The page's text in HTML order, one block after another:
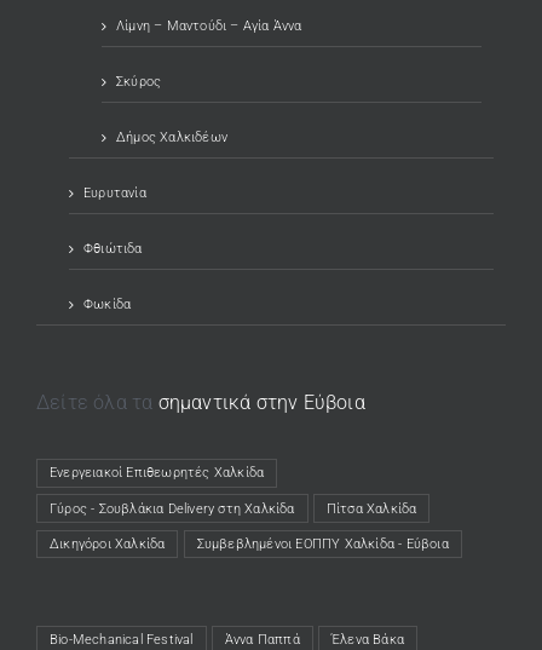
Λίμνη – Μαντούδι – Αγία Άννα
Σκύρος
Δήμος Χαλκιδέων
Ευρυτανία
Φθιώτιδα
Φωκίδα
Δείτε όλα τα σημαντικά στην Εύβοια
Ενεργειακοί Επιθεωρητές Χαλκίδα
(opens in a new tab)
Γύρος - Σουβλάκια Delivery στη Χαλκίδα
(opens in a new tab) Πίτσα Χαλκίδα
(opens in a new tab)
Δικηγόροι Χαλκίδα
(opens in a new tab) Συμβεβλημένοι ΕΟΠΠΥ Χαλκίδα - Εύβοια
(opens in a new tab)
Bio-Mechanical Festival Άννα Παππά Έλενα Βάκα